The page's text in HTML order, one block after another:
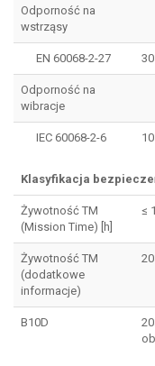
Odporność na
wstrząsy
EN 60068-2-27
Odporność na
wibracje
IEC 60068-2-6
Klasyfikacja
Żywotność TM
(Mission Time) [h]
≤
Żywotność TM
(dodatkowe
informacje)
B10D